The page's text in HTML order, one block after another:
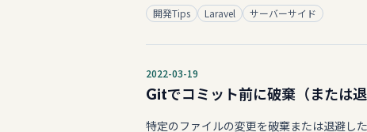
開発Tips Laravel サーバーサイド
2022-03-19
Gitでコミット前に破棄（または
特定のファイルの変更を破棄または退避し